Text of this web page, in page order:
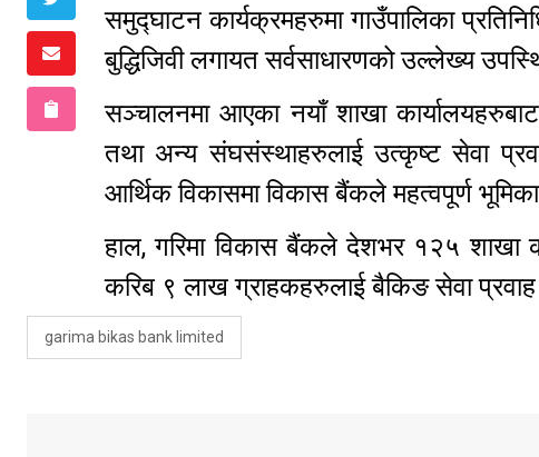
समुद्घाटन कार्यक्रमहरुमा गाउँपालिका
बुद्धिजिवी लगायत सर्वसाधारणको उल्लेख्य
सञ्चालनमा आएका नयाँ शाखा
तथा अन्य संघसंस्थाहरुलाई उत्कृष्ट सेवा
आर्थिक विकासमा विकास बैंकले महत्वपूर्ण
हाल, गरिमा विकास बैंकले देशभर १२५ शाखा
करिब ९ लाख ग्राहकहरुलाई बैकिङ सेवा
garima bikas bank limited